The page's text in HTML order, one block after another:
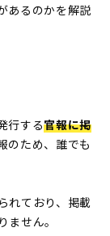
あるのかを解説
行する官報に掲
のため、誰でも
れており、掲載
せん。